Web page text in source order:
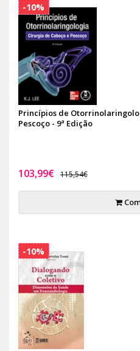
Princípios de
Pescoço - 9ª Edição
103,99€ 115,54€
-10%
-10%